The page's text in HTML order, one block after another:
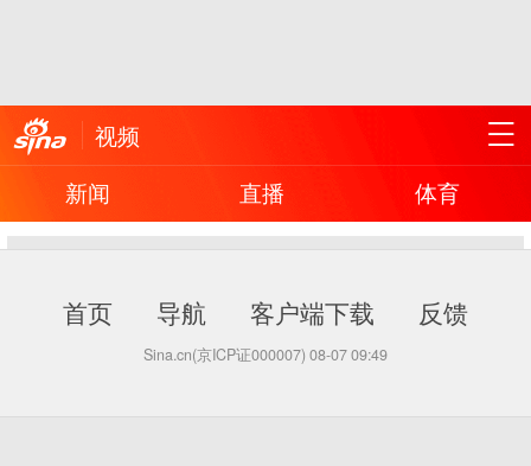
视频
新闻
直播 体育
首页 导航 客户端下载 反馈
Sina.cn(京ICP证000007) 08-07 09:49